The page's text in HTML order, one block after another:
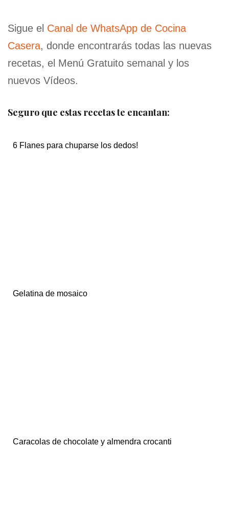
Sigue el Canal de WhatsApp de Cocina
Casera, donde encontrarás todas las nuevas
recetas, el Menú Gratuito semanal y los
nuevos Vídeos.
Seguro que estas recetas te encantan:
6 Flanes para chuparse los dedos!
Gelatina de mosaico
Caracolas de chocolate y almendra crocanti